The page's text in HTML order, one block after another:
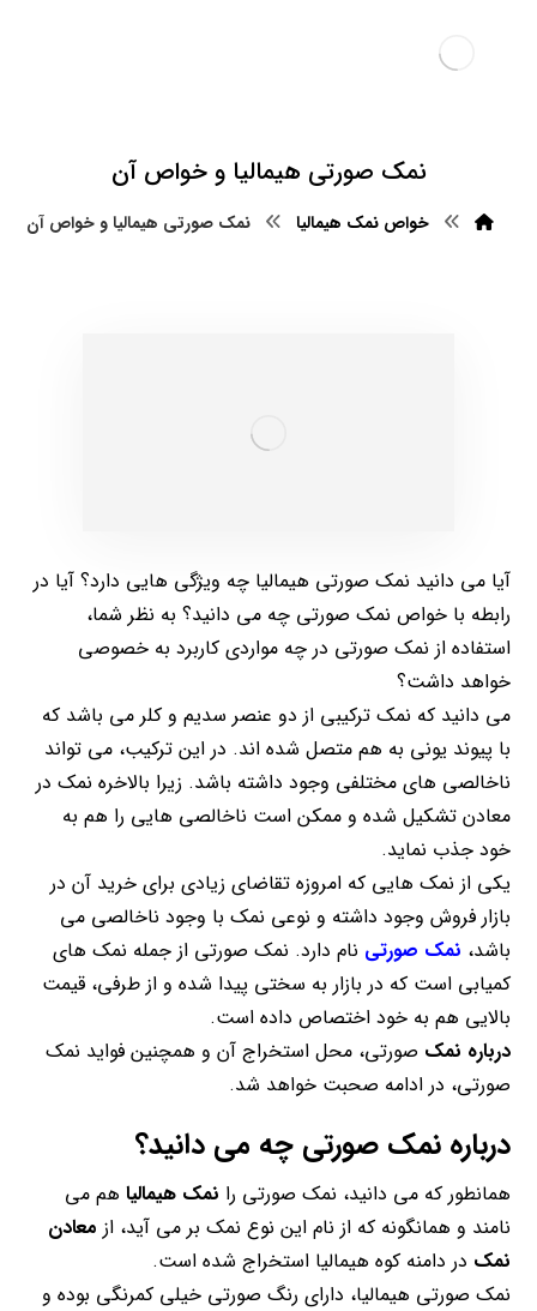
نمک صورتی هیمالیا و خواص آن
خواص نمک هیمالیا نمک صورتی هیمالیا و خواص آن
آیا می دانید نمک صورتی هیمالیا چه ویژگی هایی دارد؟ آیا در
رابطه با خواص نمک صورتی چه می دانید؟ به نظر شما،
استفاده از نمک صورتی در چه مواردی کاربرد به خصوصی
خواهد داشت؟
می دانید که نمک ترکیبی از دو عنصر سدیم و کلر می باشد که
با پیوند یونی به هم متصل شده اند. در این ترکیب، می تواند
ناخالصی های مختلفی وجود داشته باشد. زیرا بالاخره نمک در
معادن تشکیل شده و ممکن است ناخالصی هایی را هم به
خود جذب نماید.
یکی از نمک هایی که امروزه تقاضای زیادی برای خرید آن در
بازار فروش وجود داشته و نوعی نمک با وجود ناخالصی می
باشد، نمک صورتی نام دارد. نمک صورتی از جمله نمک های
کمیابی است که در بازار به سختی پیدا شده و از طرفی، قیمت
بالایی هم به خود اختصاص داده است.
درباره نمک صورتی، محل استخراج آن و همچنین فواید نمک
صورتی، در ادامه صحبت خواهد شد.
درباره نمک صورتی چه می دانید؟
همانطور که می دانید، نمک صورتی را نمک هیمالیا هم می
نامند و همانگونه که از نام این نوع نمک بر می آید، از معادن
نمک در دامنه کوه هیمالیا استخراج شده است.
نمک صورتی هیمالیا، دارای رنگ صورتی خیلی کمرنگی بوده و